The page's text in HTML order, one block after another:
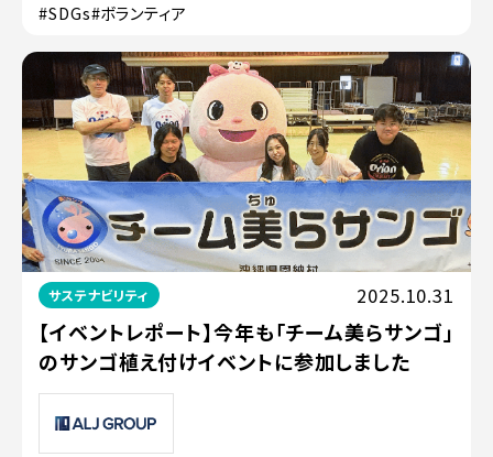
#SDGs#ボランティア
サステナビリティ 2025.10.31
【イベントレポート】今年も「チーム美らサンゴ」
のサンゴ植え付けイベントに参加しました